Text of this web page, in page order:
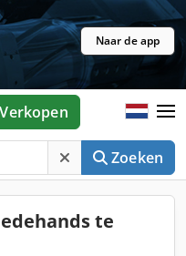
Naar de app
Zoeken
Verkopen
te